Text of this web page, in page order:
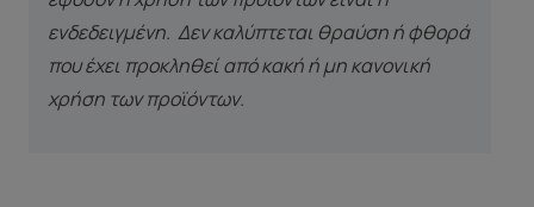
ενδεδειγμένη. Δεν καλύπτεται θραύση ή φθορά
που έχει προκληθεί από κακή ή μη κανονική
χρήση των προϊόντων.